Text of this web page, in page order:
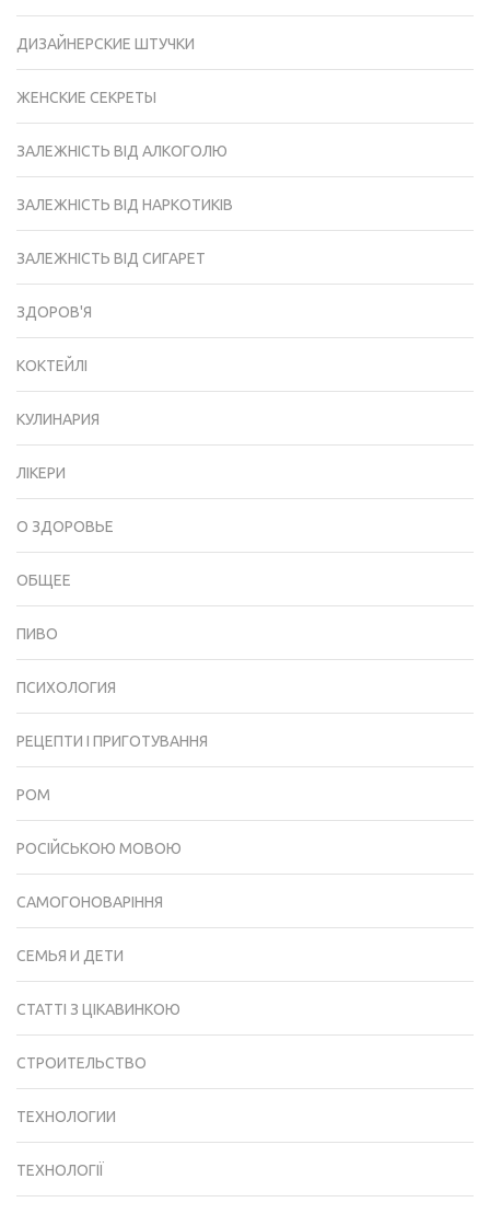
ДИЗАЙНЕРСКИЕ ШТУЧКИ
ЖЕНСКИЕ СЕКРЕТЫ
ЗАЛЕЖНІСТЬ ВІД АЛКОГОЛЮ
ЗАЛЕЖНІСТЬ ВІД НАРКОТИКІВ
ЗАЛЕЖНІСТЬ ВІД СИГАРЕТ
ЗДОРОВ'Я
КОКТЕЙЛІ
КУЛИНАРИЯ
ЛІКЕРИ
О ЗДОРОВЬЕ
ОБЩЕЕ
ПИВО
ПСИХОЛОГИЯ
РЕЦЕПТИ І ПРИГОТУВАННЯ
РОМ
РОСІЙСЬКОЮ МОВОЮ
САМОГОНОВАРІННЯ
СЕМЬЯ И ДЕТИ
СТАТТІ З ЦІКАВИНКОЮ
СТРОИТЕЛЬСТВО
ТЕХНОЛОГИИ
ТЕХНОЛОГІЇ